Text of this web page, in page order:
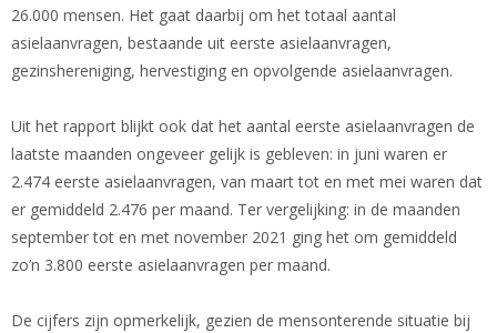
26.000 mensen. Het gaat daarbij om het totaal aantal
asielaanvragen, bestaande uit eerste asielaanvragen,
gezinshereniging, hervestiging en opvolgende asielaanvragen.
Uit het rapport blijkt ook dat het aantal eerste asielaanvragen de
laatste maanden ongeveer gelijk is gebleven: in juni waren er
2.474 eerste asielaanvragen, van maart tot en met mei waren dat
er gemiddeld 2.476 per maand. Ter vergelijking: in de maanden
september tot en met november 2021 ging het om gemiddeld
zo’n 3.800 eerste asielaanvragen per maand.
De cijfers zijn opmerkelijk, gezien de mensonterende situatie bij